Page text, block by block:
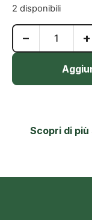
2 disponibili
− +
Scopri di